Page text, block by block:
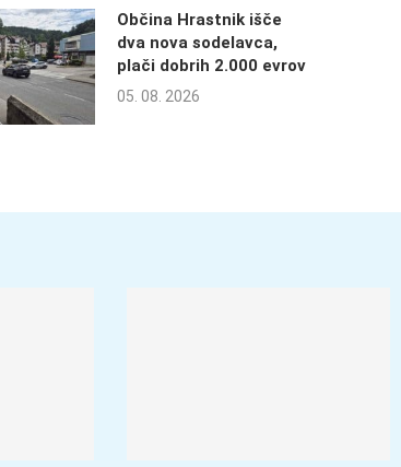
Občina Hrastnik išče
dva nova sodelavca,
plači dobrih 2.000 evrov
05. 08. 2026